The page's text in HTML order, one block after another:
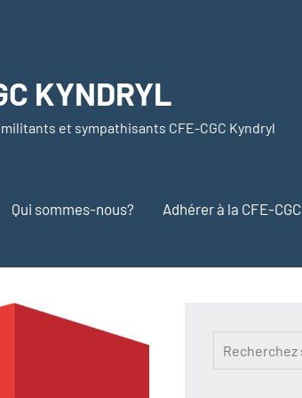
KYNDRYL
et sympathisants CFE-CGC Kyndryl
Qui sommes-nous? Adhérer à la CFE-CGC
Rechercher